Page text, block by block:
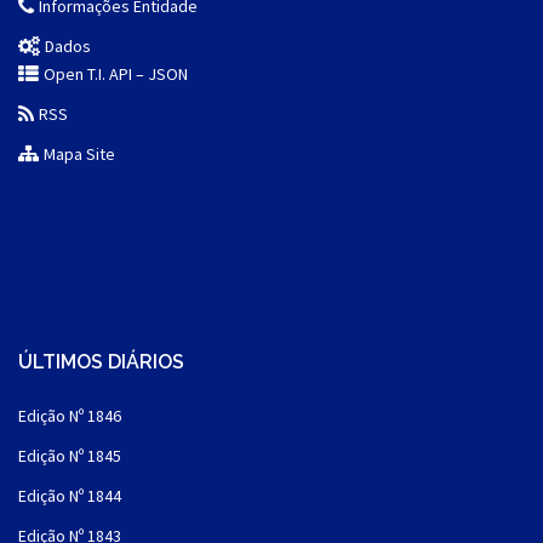
Informações Entidade
Dados
Open T.I. API – JSON
RSS
Mapa Site
ÚLTIMOS DIÁRIOS
Edição Nº 1846
Edição Nº 1845
Edição Nº 1844
Edição Nº 1843